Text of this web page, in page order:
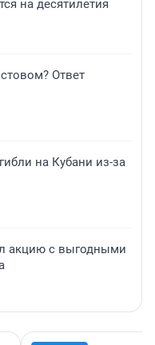
на десятилетия
Ответ
на Кубани из-за
акцию с выгодными